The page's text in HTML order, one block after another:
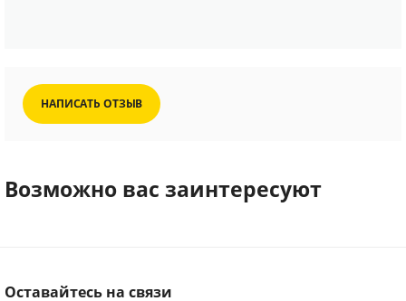
НАПИСАТЬ ОТЗЫВ
Возможно вас заинтересуют
Оставайтесь на связи